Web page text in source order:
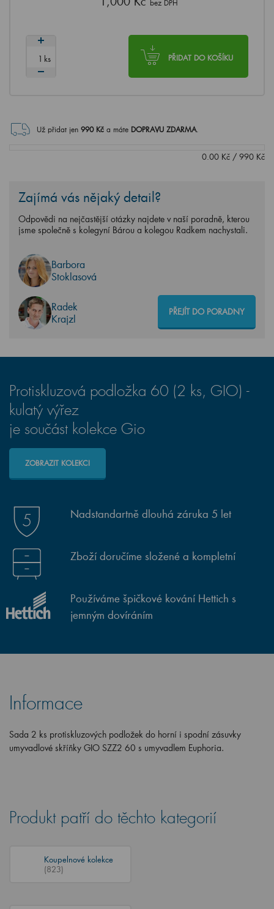
bez DPH
PŘIDAT DO KOŠÍKU
ks
Už přidat jen 990Kč a máte DOPRAVU ZDARMA.
0.00 Kč / 990 Kč
Zajímá vás nějaký detail?
Odpovědi na nejčastější otázky najdete v naší poradně, kterou
jsme společně s kolegyní Bárou a kolegou Radkem nachystali.
Barbora
Stoklasová
Radek
Krajzl
PŘEJÍT DO PORADNY
Protiskluzová podložka 60 (2 ks, GIO) -
kulatý výřez
je součást kolekce Gio
ZOBRAZIT KOLEKCI
Nadstandartně dlouhá záruka 5 let
Zboží doručíme složené a kompletní
Používáme špičkové kování Hettich s
jemným dovíráním
Informace
Sada 2 ks protiskluzových podložek do horní i spodní zásuvky
umyvadlové skříňky GIO SZZ2 60 s umyvadlem Euphoria.
Produkt patří do těchto kategorií
Koupelnové kolekce
(823)